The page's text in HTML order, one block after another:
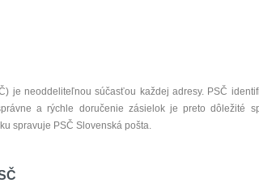
je neoddeliteľnou súčasťou každej adresy. PSČ
a rýchle doručenie zásielok je preto dôležité
spravuje PSČ Slovenská pošta.